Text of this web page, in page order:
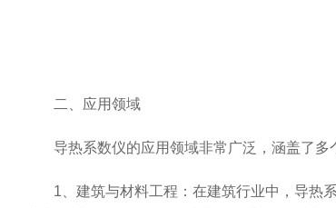
二、应用领域
导热系数仪的应用领域非常广泛，涵盖了多
1、建筑与材料工程：在建筑行业中，导热系